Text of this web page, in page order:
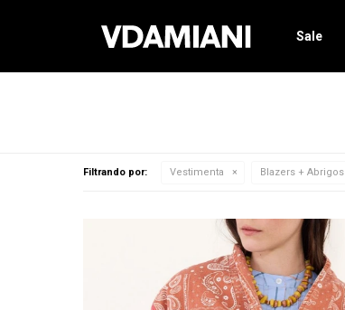
Sale
Filtrando por: Vestimenta Blazers + Abrigos